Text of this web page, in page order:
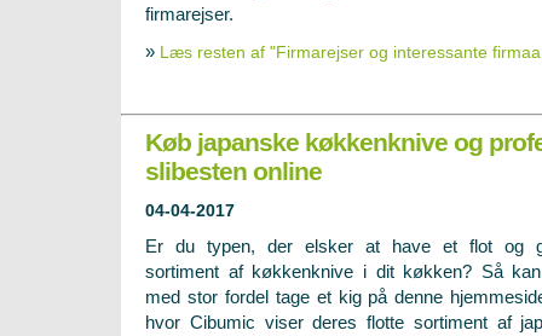
firmarejser.
» Læs resten af "Firmarejser og interessante
Køb japanske køkkenknive og
slibesten online
04-04-2017
Er du typen, der elsker at have et flot og
sortiment af køkkenknive i dit køkken? Så
med stor fordel tage et kig på denne
hvor Cibumic viser deres flotte sortiment af